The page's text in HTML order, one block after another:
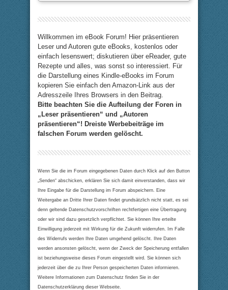
Willkommen im eBook Forum! Hier präsentieren
Leser und Autoren gute eBooks, kostenlos oder
einfach lesenswert; diskutieren über eReader, gute
Rezepte und alles, was sonst so interessiert. Für
die Darstellung eines Kindle-eBooks im Forum
kopieren Sie einfach den Amazon-Link aus der
Adresszeile Ihres Browsers in den Beitrag.
Bitte beachten Sie die Aufteilung der Foren in
„Leser präsentieren“ und „Autoren
präsentieren“! Dreiste Werbebeiträge im
falschen Forum werden gelöscht.
Wenn Sie die im Forum eingegebenen Daten durch Klick auf den Button
„Senden“ abschicken, erklären Sie sich damit einverstanden, dass wir
Ihre Eingabe für die Darstellung im Forum abspeichern. Eine
Weitergabe an Dritte Ihrer Daten findet grundsätzlich nicht statt, es sei
denn geltende Datenschutzvorschriften rechtfertigen eine Übertragung
oder wir sind dazu gesetzlich verpflichtet. Sie können Ihre erteilte
Einwilligung jederzeit mit Wirkung für die Zukunft widerrufen. Im Falle
des Widerrufs werden Ihre Daten umgehend gelöscht. Ihre Daten
werden ansonsten gelöscht, wenn der Zweck der Speicherung entfallen
ist beziehungsweise dieses Forum eingestellt wird. Sie können sich
jederzeit über die zu Ihrer Person gespeicherten Daten informieren.
Weitere Informationen zum Datenschutz finden Sie in der
Datenschutzerklärung dieser Webseite.